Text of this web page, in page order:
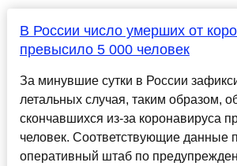
В России число умерших от
превысило 5 000 человек
За минувшие сутки в России
летальных случая, таким образом,
скончавшихся из-за коронавируса
человек. Соответствующие данные
оперативный штаб по